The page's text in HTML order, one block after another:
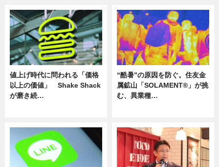
値上げ時代に問われる「価格
以上の価値」 Shake Shack
が磨き続…
“酷暑”の原因を防ぐ。住友金
属鉱山「SOLAMENT®」が挑
む、異業種…